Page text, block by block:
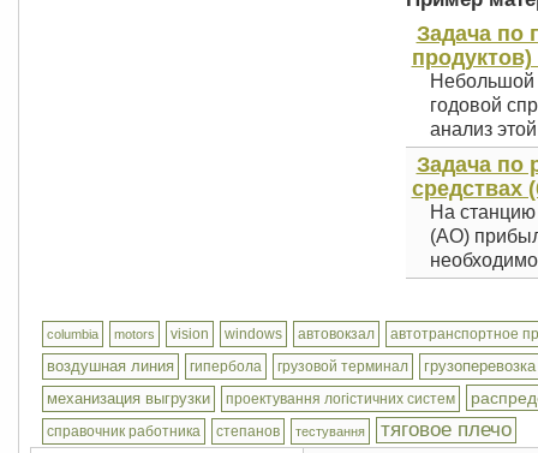
Задача по
продуктов)
Небольшой
годовой
анализ
Задача по
средствах
На
(АО)
columbia motors vision windows автовокзал автотранспортное
воздушная линия гипербола грузовой терминал
грузоперевозка
механизация выгрузки
проектування логістичних систем
справочник работника степанов тестування тяговое плечо